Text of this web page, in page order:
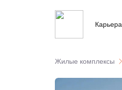
Карьера
Жилые комплексы